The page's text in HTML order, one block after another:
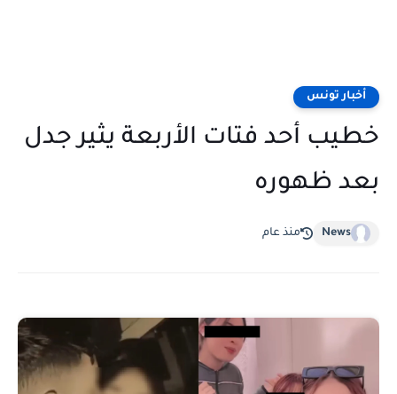
أخبار تونس
خطيب أحد فتات الأربعة يثير جدل
بعد ظهوره
News منذ عام